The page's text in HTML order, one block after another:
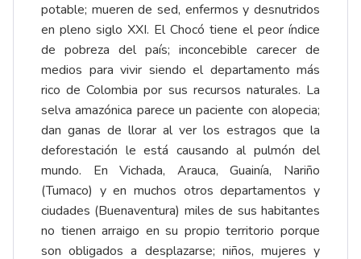
potable; mueren de sed, enfermos y desnutridos
en pleno siglo XXI. El Chocó tiene el peor índice
de pobreza del país; inconcebible carecer de
medios para vivir siendo el departamento más
rico de Colombia por sus recursos naturales. La
selva amazónica parece un paciente con alopecia;
dan ganas de llorar al ver los estragos que la
deforestación le está causando al pulmón del
mundo. En Vichada, Arauca, Guainía, Nariño
(Tumaco) y en muchos otros departamentos y
ciudades (Buenaventura) miles de sus habitantes
no tienen arraigo en su propio territorio porque
son obligados a desplazarse; niños, mujeres y